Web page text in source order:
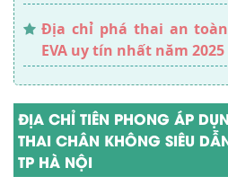
Địa chỉ phá thai an
EVA uy tín nhất năm 2025
ĐỊA CHỈ TIÊN PHONG ÁP
THAI CHÂN KHÔNG SIÊU
TP HÀ NỘI